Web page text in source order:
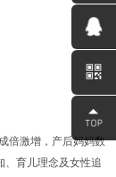
0531-
58560791
QQ客服
倍激增，产后妈妈数
、育儿理念及女性追